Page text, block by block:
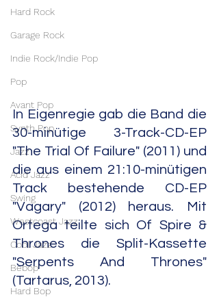
Hard Rock
Garage Rock
Indie Rock/Indie Pop
Pop
Avant Pop
Synth Pop
Jazz
Acid Jazz
Swing
Westcoast Jazz
Cool Jazz
Bebop
Hard Bop
In Eigenregie gab die Band die
30-minütige 3-Track-CD-EP
"The Trial Of Failure" (2011) und
die aus einem 21:10-minütigen
Track bestehende CD-EP
"Vagary" (2012) heraus. Mit
Ortega teilte sich Of Spire &
Thrones die Split-Kassette
"Serpents And Thrones"
(Tartarus, 2013).